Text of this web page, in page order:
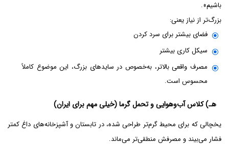
باشیم».
بزرگ‌تر از نیاز یعنی:
فضای بیشتر برای سرد کردن
سیکل کاری بیشتر
مصرف واقعی بالاتر، به‌خصوص در سایدهای بزرگ، این موضوع کاملاً
محسوس است.
هـ) کلاس آب‌وهوایی و تحمل گرما (خیلی مهم برای ایران)
یخچالی که برای محیط گرم‌تر طراحی شده، در تابستان و آشپزخانه‌های داغ کمتر
فشار می‌بیند و مصرفش منطقی‌تر می‌ماند.